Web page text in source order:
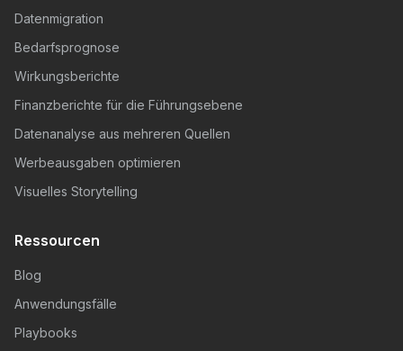
Datenmigration
Bedarfsprognose
Wirkungsberichte
Finanzberichte für die Führungsebene
Datenanalyse aus mehreren Quellen
Werbeausgaben optimieren
Visuelles Storytelling
Ressourcen
Blog
Anwendungsfälle
Playbooks